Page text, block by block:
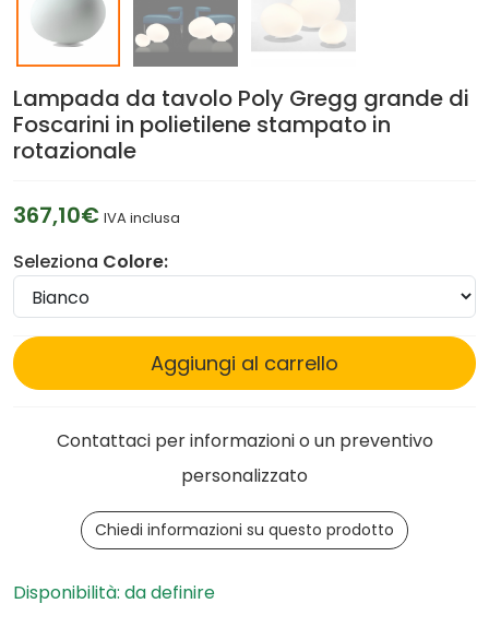
Lampada da tavolo Poly Gregg grande di
Foscarini in polietilene stampato in
rotazionale
367,10€ IVA inclusa
Seleziona Colore:
Aggiungi al carrello
Contattaci per informazioni o un preventivo
personalizzato
Chiedi informazioni su questo prodotto
Disponibilità: da definire